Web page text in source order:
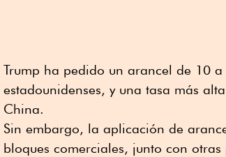
Trump ha pedido un arancel de 10
estadounidenses, y una tasa más
China.
Sin embargo, la aplicación de
bloques comerciales, junto con